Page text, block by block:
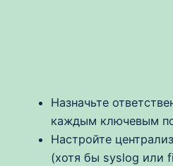
Назначьте
каждым ключевым
Настройте
(хотя бы syslog или